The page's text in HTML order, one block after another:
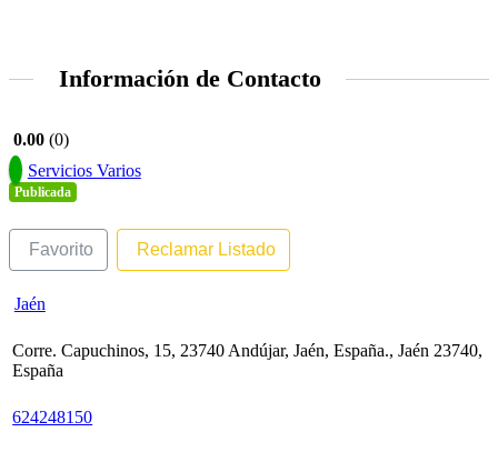
Información de Contacto
0.00 0
Servicios Varios
Publicada
Favorito Reclamar Listado
Jaén
Corre. Capuchinos, 15, 23740 Andújar, Jaén, España., Jaén 23740,
España
624248150